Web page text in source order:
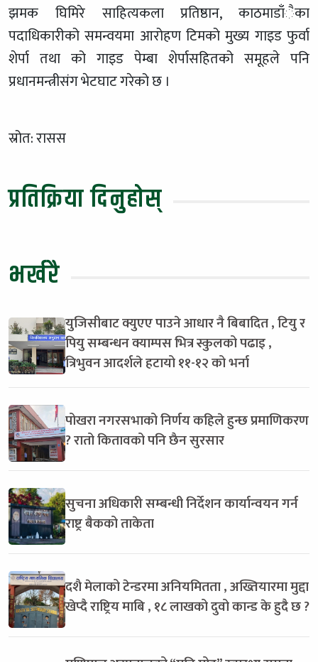
झमक घिमिरे साहित्यकला प्रतिष्ठान, काठमाडाँैका
पदाधिकारीको समन्वयमा आरोहण टिमको मुख्य गाइड फुर्वा
शेर्पा तथा को गाइड पेम्बा शेर्पासहितको समूहले पनि
प्रधानमन्त्रीसंग भेटघाट गरेको छ ।
स्रोत: रासस
प्रतिक्रिया दिनुहोस्
भर्खरै
युजिसीबाट क्युएए पाउने आधार नै बिबादित , टियु र
पियु सम्बन्धन क्याम्पस भित्र स्कुलको पढाइ ,
त्रिभुवन आदर्शले हटायो ११-१२ को भर्ना
पोखरा नगरसभाको निर्णय कहिले हुन्छ प्रमाणिकरण
? रातो कितावको पनि छैन सुरसार
सुचना अधिकारी सम्बन्धी निर्देशन कार्यान्वयन गर्न
राष्ट्र बैकको ताकेता
दशै मेलाको टेन्डरमा अनियमितता , अख्तियारमा मुद्दा
खेप्दै राष्ट्रिय माबि , १८ लाखको दुवो कान्ड के हुदै छ ?